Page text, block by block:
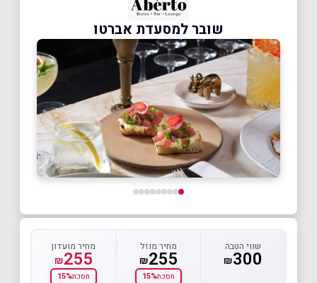
שובר למסעדת אברטו
שווי הטבה
₪300
מחיר מוזל
₪255
חסכת15%
מחיר מועדון
₪255
חסכת15%